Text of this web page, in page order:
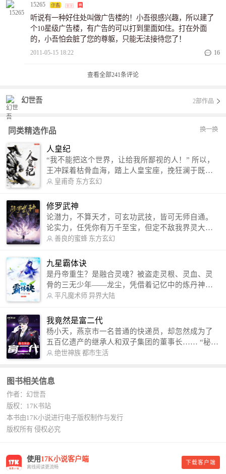
15265
听说有一种好住处叫做广告楼的！小吾很感兴趣，所以建了
个10星级广告楼，有广告的可以打到里面如住。打在外面
的，小吾怕会脏了您的尊躯，只能无法接待您了！
2011-05-15 18:22 16
查看全部241条评论
幻世吾 2部作品
同类精选作品 换一换
人皇纪
“我不能把这个世界，让给我所鄙视的人！” 所以，
王冲踩着枯骨血海，踏上人皇宝座，挽狂澜于既
倒，扶大厦之将倾，成就了一段无上的传说！ 微信
微博：皇甫奇（地址：http://weibo.com/u/25284575
87） QQ交流群：320238210【普通群】 574501330
【VIP订阅群】 欢迎大家关注。
皇甫奇 东方玄幻
修罗武神
论潜力，不算天才，可玄功武技，皆可无师自通。
论实力，任凭你有万千至宝，但定不敌我界灵大
军。 我是谁？天下众生视我为修罗，却不知，我以
信公众号：善良的蜜蜂后援会）
善良的蜜蜂 东方玄幻
九星霸体诀
是丹帝重生？是融合灵魂？被盗走灵根、灵血、灵
骨的三无少年——龙尘，凭借着记忆中的炼丹神
术，修行神秘功法九星霸体诀，拨开重重迷雾，解
勾搭各色美女，镇压恶鬼邪神。 江湖传闻：龙
尘一到，地吼天啸。龙尘一出，鬼泣神哭。 本
故事纯属虚构，如有雷同，那就是真事儿，想要对
号入座，抓紧时间进群：487963015 微信公众号：
平凡魔术师 异界大陆
我竟然是富二代
杨小天，燕京市一名普通的快递员，却忽然成为了
五百亿遗产的继承人和双子集团的董事长…… “秘
书，给我定制一套百亿富翁的吃喝住行标准！” “好
呢？” “回杨总，开车太堵，已经给你安排了直升
敢想的，没有秘书办不到的。
绝世神族 都市生活
图书相关信息
作者：幻世吾
版权：17K书站
本书由17K小说进行电子版权制作与发行
版权所有 侵权必究
使用 17K小说客户端
离线阅读更流畅
下载客户端